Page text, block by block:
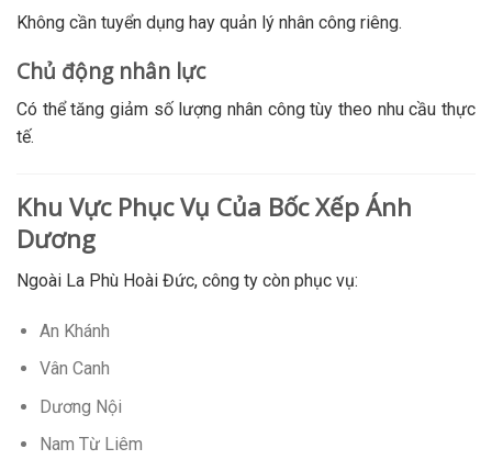
Không cần tuyển dụng hay quản lý nhân công riêng.
Chủ động nhân lực
Có thể tăng giảm số lượng nhân công tùy theo nhu cầu thực
tế.
Khu Vực Phục Vụ Của Bốc Xếp Ánh
Dương
Ngoài La Phù Hoài Đức, công ty còn phục vụ:
An Khánh
Vân Canh
Dương Nội
Nam Từ Liêm